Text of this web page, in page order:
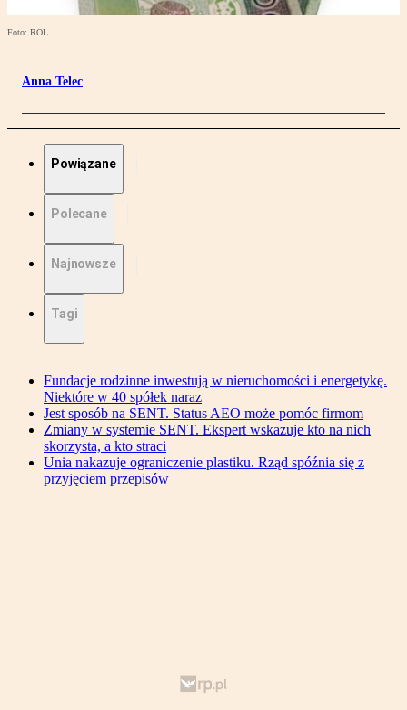
Foto: ROL
Anna Telec
Powiązane
Polecane
Najnowsze
Tagi
Fundacje rodzinne inwestują w nieruchomości i energetykę.
Niektóre w 40 spółek naraz
Jest sposób na SENT. Status AEO może pomóc firmom
Zmiany w systemie SENT. Ekspert wskazuje kto na nich
skorzysta, a kto straci
Unia nakazuje ograniczenie plastiku. Rząd spóźnia się z
przyjęciem przepisów